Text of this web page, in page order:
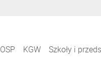
OSP KGW Szkoły i